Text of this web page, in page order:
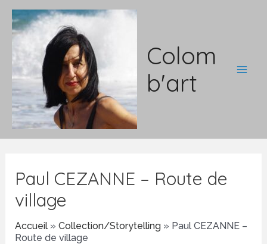
contenu
Colom
b'art
Paul CEZANNE – Route de
village
Accueil» Collection/Storytelling» Paul CEZANNE –
Route de village